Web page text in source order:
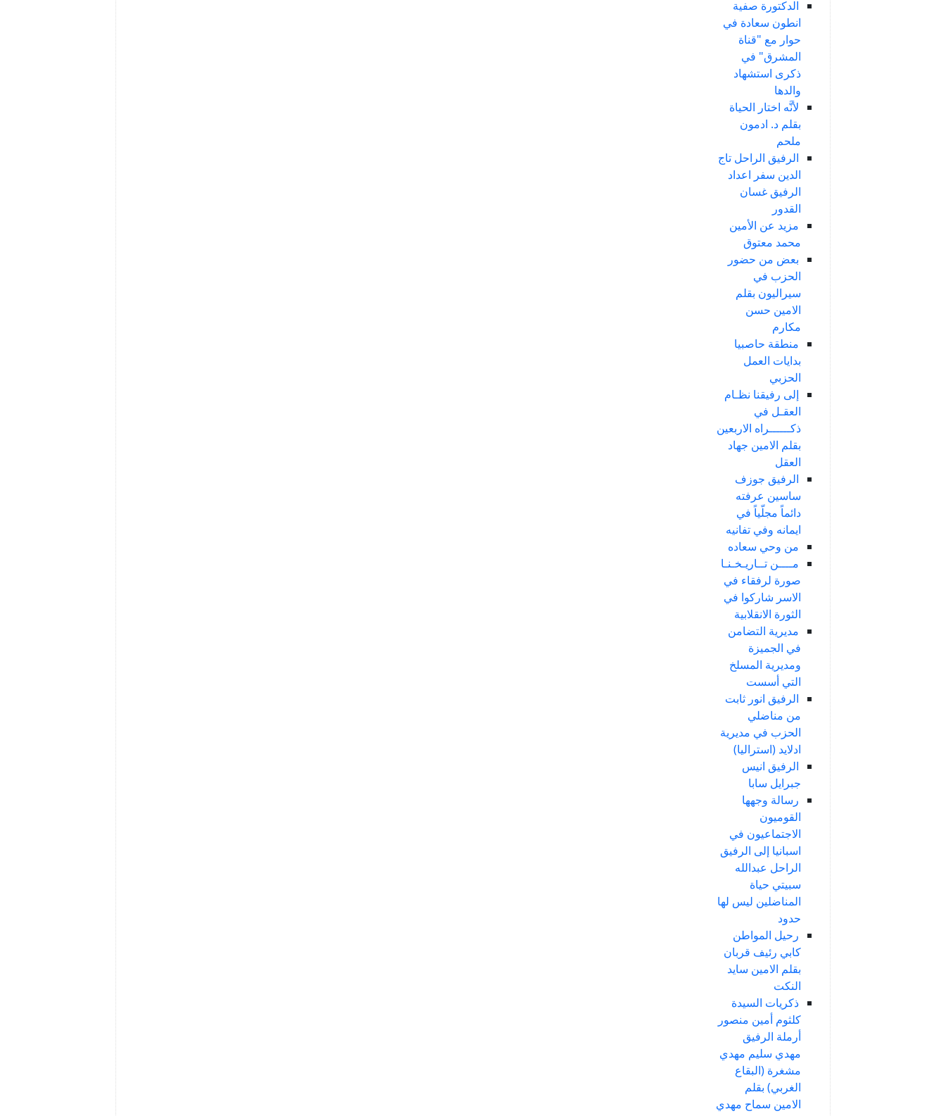
الدكتورة صفية
انطون سعادة في
حوار مع "قناة
المشرق" في
ذكرى استشهاد
والدها
لأنَّه اختار الحياة
بقلم د. ادمون
ملحم
الرفيق الراحل تاج
الدين سفر اعداد
الرفيق غسان
القدور
مزيد عن الأمين
محمد معتوق
بعض من حضور
الحزب في
سيراليون بقلم
الامين حسن
مكارم
منطقة حاصبيا
بدايات العمل
الحزبي
إلى رفيقنا نظـام
العقـل في
ذكــــــراه الاربعين
بقلم الامين جهاد
العقل
الرفيق جوزف
ساسين عرفته
دائماً مجلّياً في
ايمانه وفي تفانيه
من وحي سعاده
مــــن تــاريـخـنـا
صورة لرفقاء في
الاسر شاركوا في
الثورة الانقلابية
مديرية التضامن
في الجميزة
ومديرية المسلخ
التي أسست
الرفيق انور ثابت
من مناضلي
الحزب في مديرية
ادلايد (استراليا)
الرفيق انيس
جبرايل سابا
رسالة وجهها
القوميون
الاجتماعيون في
اسبانيا إلى الرفيق
الراحل عبدالله
سبيتي حياة
المناضلين ليس لها
حدود
رحيل المواطن
كابي رئيف قربان
بقلم الامين سايد
النكت
ذكريات السيدة
كلثوم أمين منصور
أرملة الرفيق
مهدي سليم مهدي
مشغرة (البقاع
الغربي) بقلم
الامين سماح مهدي